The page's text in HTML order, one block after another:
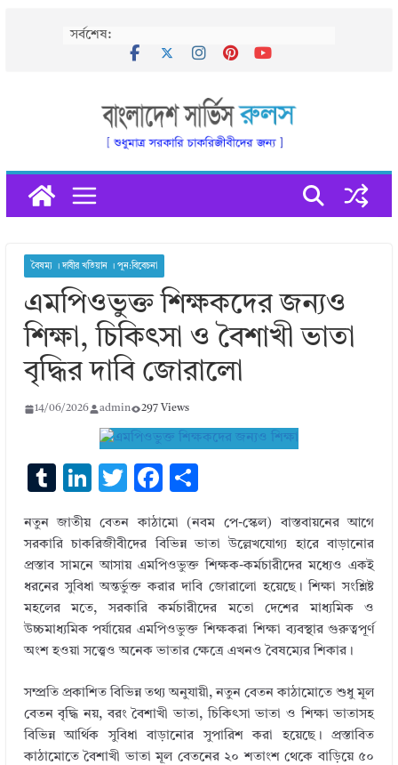
সর্বশেষ:
বৈষম্য । দাবীর খতিয়ান । পুন:বিবেচনা
এমপিওভুক্ত শিক্ষকদের জন্যও
শিক্ষা, চিকিৎসা ও বৈশাখী ভাতা
বৃদ্ধির দাবি জোরালো
14/06/2026 admin 297 Views
T
m
bl
r
Li
k
e
dI
n
T
it
te
r
F
e
b
o
o
k
ar
e
নতুন জাতীয় বেতন কাঠামো (নবম পে-স্কেল) বাস্তবায়নের আগে
সরকারি চাকরিজীবীদের বিভিন্ন ভাতা উল্লেখযোগ্য হারে বাড়ানোর
প্রস্তাব সামনে আসায় এমপিওভুক্ত শিক্ষক-কর্মচারীদের মধ্যেও একই
ধরনের সুবিধা অন্তর্ভুক্ত করার দাবি জোরালো হয়েছে। শিক্ষা সংশ্লিষ্ট
মহলের মতে, সরকারি কর্মচারীদের মতো দেশের মাধ্যমিক ও
উচ্চমাধ্যমিক পর্যায়ের এমপিওভুক্ত শিক্ষকরা শিক্ষা ব্যবস্থার গুরুত্বপূর্ণ
অংশ হওয়া সত্ত্বেও অনেক ভাতার ক্ষেত্রে এখনও বৈষম্যের শিকার।
সম্প্রতি প্রকাশিত বিভিন্ন তথ্য অনুযায়ী, নতুন বেতন কাঠামোতে শুধু মূল
বেতন বৃদ্ধি নয়, বরং বৈশাখী ভাতা, চিকিৎসা ভাতা ও শিক্ষা ভাতাসহ
বিভিন্ন আর্থিক সুবিধা বাড়ানোর সুপারিশ করা হয়েছে। প্রস্তাবিত
কাঠামোতে বৈশাখী ভাতা মূল বেতনের ২০ শতাংশ থেকে বাড়িয়ে ৫০